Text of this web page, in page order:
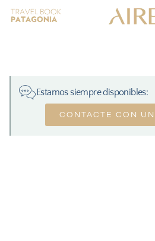
Estamos siempre disponibles:
CONTACTE CON